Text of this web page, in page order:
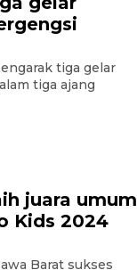
tiga gelar
tiga ajang
juara umum
Kids 2024
Barat sukses